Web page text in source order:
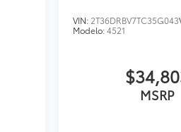
VIN: 2T36DRBV7TC35G043
Modelo:4521
MSRP